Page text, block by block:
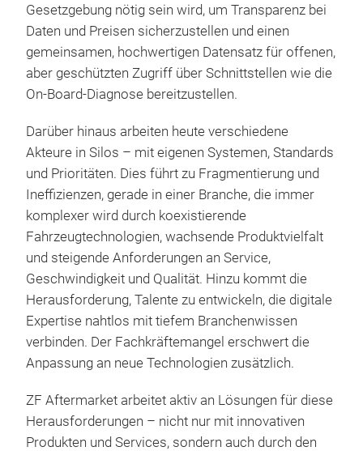
Gesetzgebung nötig sein wird, um Transparenz bei
Daten und Preisen sicherzustellen und einen
gemeinsamen, hochwertigen Datensatz für offenen,
aber geschützten Zugriff über Schnittstellen wie die
On-Board-Diagnose bereitzustellen.
Darüber hinaus arbeiten heute verschiedene
Akteure in Silos – mit eigenen Systemen, Standards
und Prioritäten. Dies führt zu Fragmentierung und
Ineffizienzen, gerade in einer Branche, die immer
komplexer wird durch koexistierende
Fahrzeugtechnologien, wachsende Produktvielfalt
und steigende Anforderungen an Service,
Geschwindigkeit und Qualität. Hinzu kommt die
Herausforderung, Talente zu entwickeln, die digitale
Expertise nahtlos mit tiefem Branchenwissen
verbinden. Der Fachkräftemangel erschwert die
Anpassung an neue Technologien zusätzlich.
ZF Aftermarket arbeitet aktiv an Lösungen für diese
Herausforderungen – nicht nur mit innovativen
Produkten und Services, sondern auch durch den